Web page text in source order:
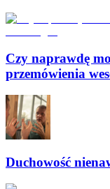
Czy naprawdę
przemówienia
Duchowość